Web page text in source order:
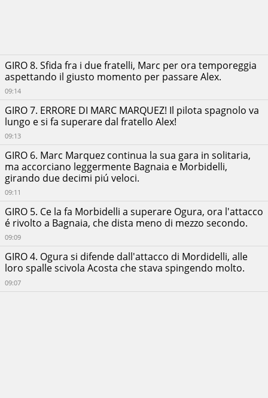
GIRO 8. Sfida fra i due fratelli, Marc per ora temporeggia
aspettando il giusto momento per passare Alex.
09:14
GIRO 7. ERRORE DI MARC MARQUEZ! Il pilota spagnolo va
lungo e si fa superare dal fratello Alex!
09:13
GIRO 6. Marc Marquez continua la sua gara in solitaria,
ma accorciano leggermente Bagnaia e Morbidelli,
girando due decimi piú veloci.
09:11
GIRO 5. Ce la fa Morbidelli a superare Ogura, ora l'attacco
é rivolto a Bagnaia, che dista meno di mezzo secondo.
09:09
GIRO 4. Ogura si difende dall'attacco di Mordidelli, alle
loro spalle scivola Acosta che stava spingendo molto.
09:07